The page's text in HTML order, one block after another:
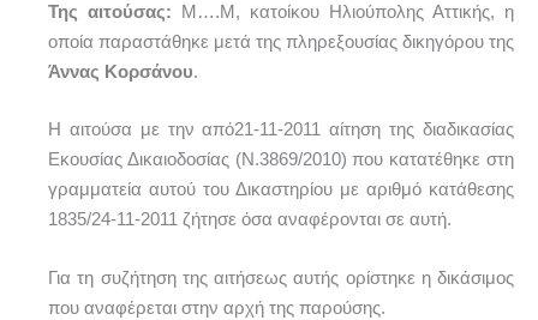
Της αιτούσας: Μ….Μ, κατοίκου Ηλιούπολης Αττικής, η
οποία παραστάθηκε μετά της πληρεξουσίας δικηγόρου της
Άννας Κορσάνου.
Η αιτούσα με την από21-11-2011 αίτηση της διαδικασίας
Εκουσίας Δικαιοδοσίας (Ν.3869/2010) που κατατέθηκε στη
γραμματεία αυτού του Δικαστηρίου με αριθμό κατάθεσης
1835/24-11-2011 ζήτησε όσα αναφέρονται σε αυτή.
Για τη συζήτηση της αιτήσεως αυτής ορίστηκε η δικάσιμος
που αναφέρεται στην αρχή της παρούσης.